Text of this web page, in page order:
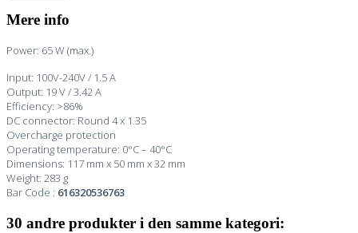
Mere info
Power: 65 W (max.)
Input: 100V-240V / 1.5 A
Output: 19 V / 3.42 A
Efficiency: >86%
DC connector: Round 4 x 1.35
Overcharge protection
Operating temperature: 0°C – 40°C
Dimensions: 117 mm x 50 mm x 32 mm
Weight: 283 g
Bar Code : 616320536763
30 andre produkter i den samme kategori: